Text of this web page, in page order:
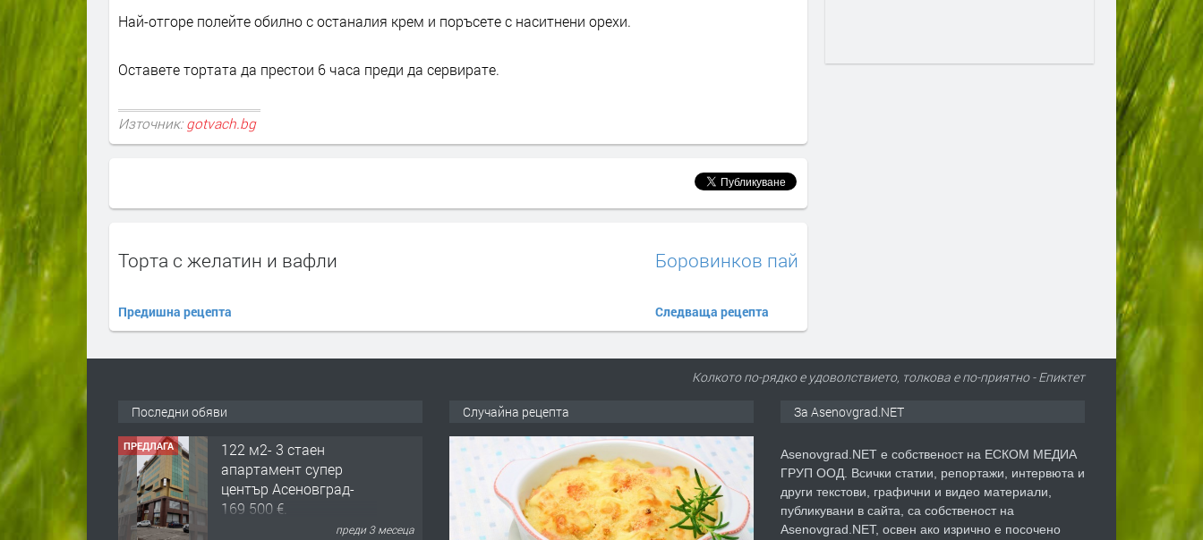
Най-отгоре полейте обилно с останалия крем и поръсете с наситнени орехи.
Оставете тортата да престои 6 часа преди да сервирате.
Източник: gotvach.bg
Торта с желатин и вафли
Предишна рецепта
Боровинков пай
Следваща рецепта
Колкото по-рядко е удоволствието, толкова е по-приятно - Епиктет
Последни обяви
ПРЕДЛАГА
122 м2- 3 стаен
апартамент супер
център Асеновград-
169 500 €.
преди 3 месеца
Случайна рецепта За Asenovgrad.NET
Asenovgrad.NET е собственост на ЕСКОМ МЕДИА
ГРУП ООД. Всички статии, репортажи, интервюта и
други текстови, графични и видео материали,
публикувани в сайта, са собственост на
Asenovgrad.NET, освен ако изрично е посочено